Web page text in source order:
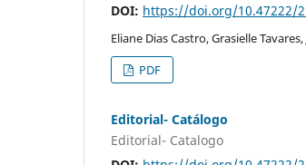
DOI: https://doi.org/10.47222/
Eliane Dias Castro, Grasielle
PDF
Editorial- Catálogo
Editorial- Catalogo